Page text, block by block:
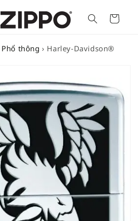
Cart
Phổ thông › Harley-Davidson®